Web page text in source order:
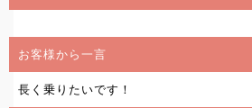
お客様から一言
長く乗りたいです！